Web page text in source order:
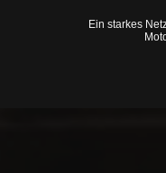
Ein starkes